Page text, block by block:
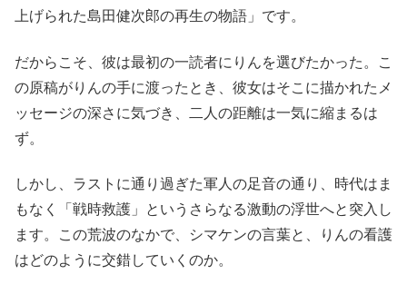
上げられた島田健次郎の再生の物語」です。
だからこそ、彼は最初の一読者にりんを選びたかった。こ
の原稿がりんの手に渡ったとき、彼女はそこに描かれたメ
ッセージの深さに気づき、二人の距離は一気に縮まるは
ず。
しかし、ラストに通り過ぎた軍人の足音の通り、時代はま
もなく「戦時救護」というさらなる激動の浮世へと突入し
ます。この荒波のなかで、シマケンの言葉と、りんの看護
はどのように交錯していくのか。